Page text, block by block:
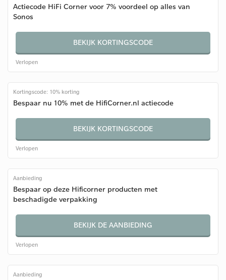
Actiecode HiFi Corner voor 7% voordeel op alles van
Sonos
BEKIJK KORTINGSCODE
Verlopen
Kortingscode: 10% korting
Bespaar nu 10% met de HifiCorner.nl actiecode
BEKIJK KORTINGSCODE
Verlopen
Aanbieding
Bespaar op deze Hificorner producten met
beschadigde verpakking
BEKIJK DE AANBIEDING
Verlopen
Aanbieding